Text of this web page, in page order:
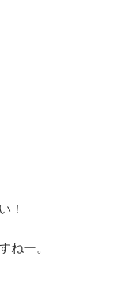
！
ねー。